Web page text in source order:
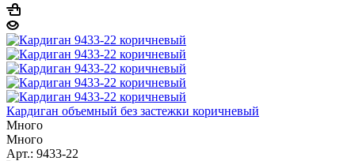
Кардиган объемный без застежки коричневый
Много
Много
Арт.: 9433-22